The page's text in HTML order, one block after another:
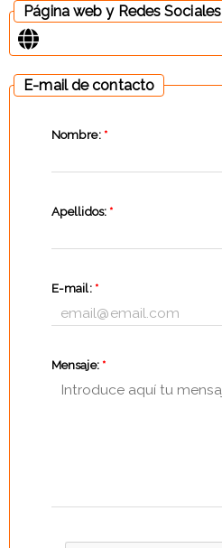
Página web y Redes Sociales
E-mail de contacto
Nombre: *
Apellidos: *
E-mail: *
Mensaje: *